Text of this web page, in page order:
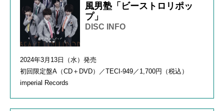
風男塾「ビーストロリポッ
プ」
DISC INFO
2024年3月13日（水）発売
初回限定盤A（CD＋DVD）／TECI-949／1,700円（税込）
imperial Records